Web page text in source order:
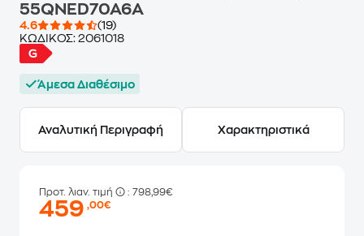
55QNED70A6A
4.6
(19)
ΚΩΔΙΚΟΣ: 2061018
Άμεσα Διαθέσιμο
Αναλυτική Περιγραφή Χαρακτηριστικά
Προτ. λιαν. τιμή : 798,99€
459,00€